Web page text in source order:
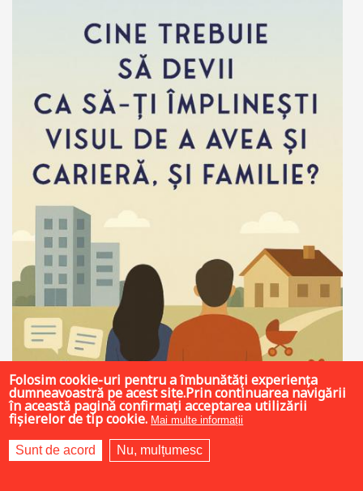
Folosim cookie-uri pentru a îmbunătăți experiența
dumneavoastră pe acest site.Prin continuarea navigării
în această pagină confirmați acceptarea utilizării
fișierelor de tip cookie. Mai multe informații
Sunt de acord Nu, mulțumesc